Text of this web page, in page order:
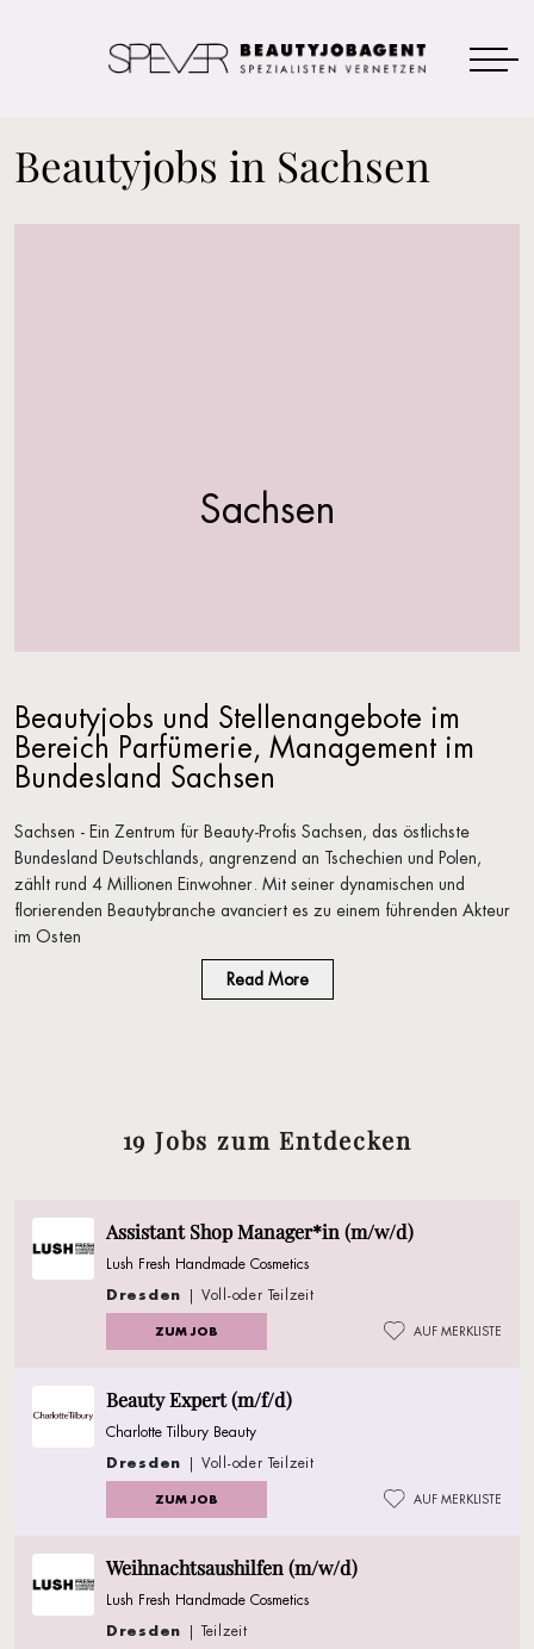
Beautyjobs in Sachsen
Sachsen
Beautyjobs und Stellenangebote im
Bereich Parfümerie, Management im
Bundesland Sachsen
Sachsen - Ein Zentrum für Beauty-Profis Sachsen, das östlichste
Bundesland Deutschlands, angrenzend an Tschechien und Polen,
zählt rund 4 Millionen Einwohner. Mit seiner dynamischen und
florierenden Beautybranche avanciert es zu einem führenden Akteur
im Osten
Read More
19 Jobs zum Entdecken
Assistant Shop Manager*in (m/w/d)
Lush Fresh Handmade Cosmetics
Dresden | Voll-oder Teilzeit
ZUM JOB AUF MERKLISTE
Beauty Expert (m/f/d)
Charlotte Tilbury Beauty
Dresden | Voll-oder Teilzeit
ZUM JOB AUF MERKLISTE
Weihnachtsaushilfen (m/w/d)
Lush Fresh Handmade Cosmetics
Dresden | Teilzeit